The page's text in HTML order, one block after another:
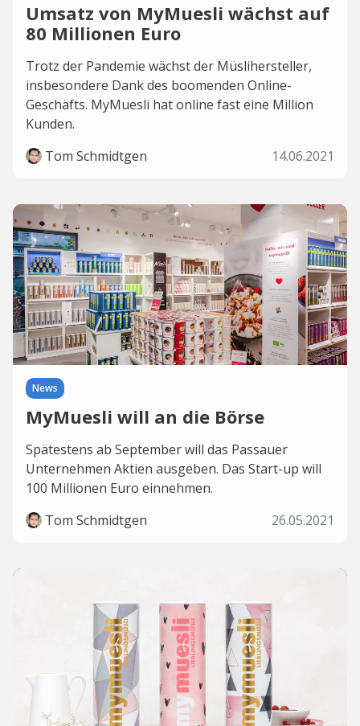
Umsatz von MyMuesli wächst auf
80 Millionen Euro
Trotz der Pandemie wächst der Müslihersteller,
insbesondere Dank des boomenden Online-
Geschäfts. MyMuesli hat online fast eine Million
Kunden.
Tom Schmidtgen
14.06.2021
News
MyMuesli will an die Börse
Spätestens ab September will das Passauer
Unternehmen Aktien ausgeben. Das Start-up will
100 Millionen Euro einnehmen.
Tom Schmidtgen
26.05.2021